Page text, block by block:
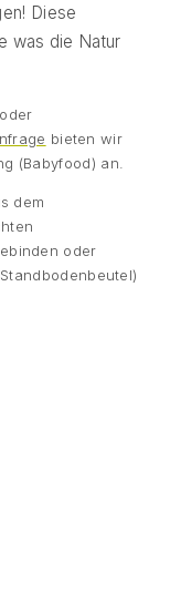
Diese
was die Natur
bieten wir
(Babyfood) an.
dem
oder